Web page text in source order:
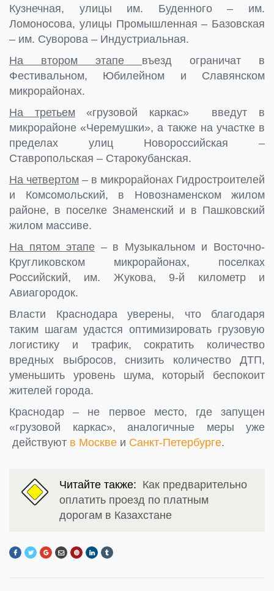
Кузнечная, улицы им. Буденного – им.
Ломоносова, улицы Промышленная – Базовская
– им. Суворова – Индустриальная.
На втором этапе въезд ограничат в
Фестивальном, Юбилейном и Славянском
микрорайонах.
На третьем «грузовой каркас» введут в
микрорайоне «Черемушки», а также на участке в
пределах улиц Новороссийская –
Ставропольская – Старокубанская.
На четвертом – в микрорайонах Гидростроителей
и Комсомольский, в Новознаменском жилом
районе, в поселке Знаменский и в Пашковский
жилом массиве.
На пятом этапе– в Музыкальном и Восточно-
Кругликовском микрорайонах, поселках
Российский, им. Жукова, 9-й километр и
Авиагородок.
Власти Краснодара уверены, что благодаря
таким шагам удастся оптимизировать грузовую
логистику и трафик, сократить количество
вредных выбросов, снизить количество ДТП,
уменьшить уровень шума, который беспокоит
жителей города.
Краснодар – не первое место, где запущен
«грузовой каркас», аналогичные меры уже
действуют в Москве и Санкт-Петербурге.
Читайте также: Как предварительно
оплатить проезд по платным
дорогам в Казахстане